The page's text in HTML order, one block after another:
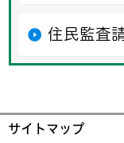
住民監査
サイトマップ